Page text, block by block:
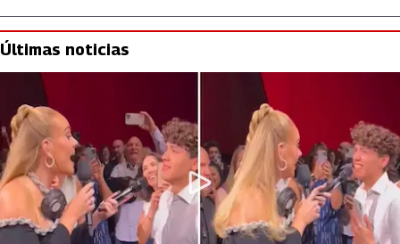
Últimas noticias